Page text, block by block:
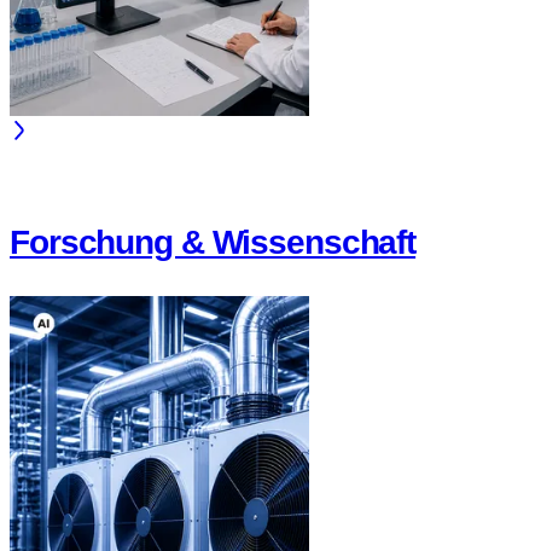
Forschung & Wissenschaft